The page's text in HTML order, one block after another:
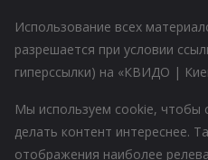
Использование всех
разрешается при условии
гиперссылки) на «КВИДО |
Мы используем cookie, чтобы
делать контент интереснее.
отображения наиболее